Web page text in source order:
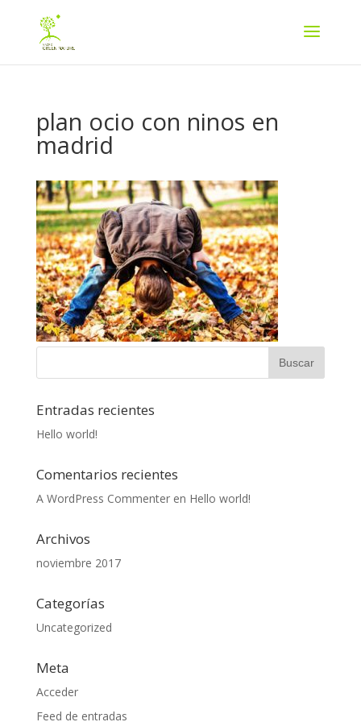
plan ocio con ninos en
madrid
Entradas recientes
Hello world!
Comentarios recientes
A WordPress Commenteren Hello world!
Archivos
noviembre 2017
Categorías
Uncategorized
Meta
Acceder
Feed de entradas